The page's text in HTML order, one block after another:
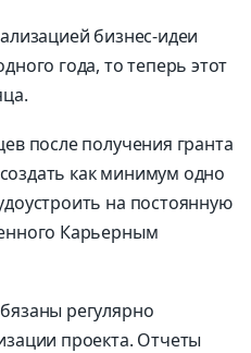
бизнес-идеи
года, то теперь этот
после получения гранта
как минимум одно
на постоянную
Карьерным
регулярно
проекта. Отчеты